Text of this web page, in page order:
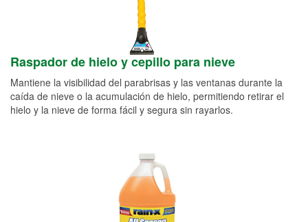
Raspador de hielo y cepillo para nieve
Mantiene la visibilidad del parabrisas y las ventanas durante la
caída de nieve o la acumulación de hielo, permitiendo retirar el
hielo y la nieve de forma fácil y segura sin rayarlos.